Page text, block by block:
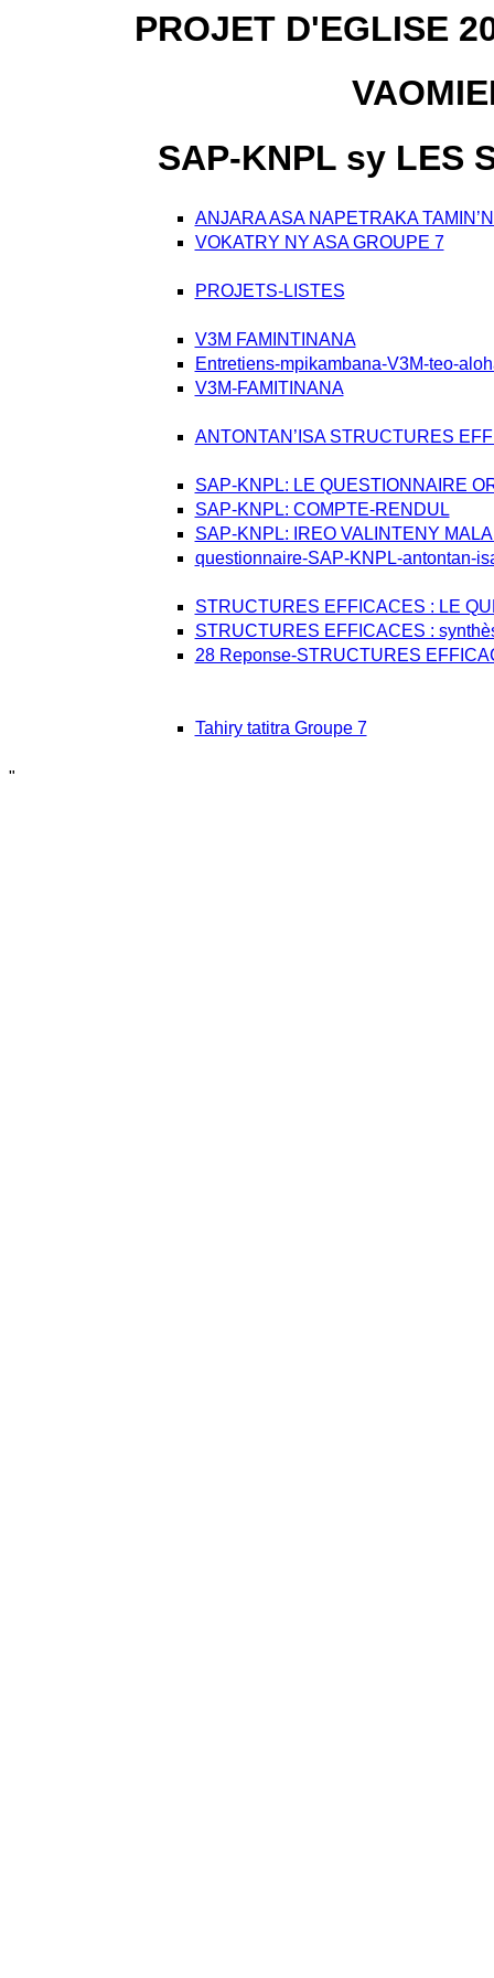
PROJET D'EGLISE
SAP-KNPL sy LES
ANJARA ASA NAPETRAKA
VOKATRY NY ASA GROUPE 7
PROJETS-LISTES
V3M FAMINTINANA
Entretiens-mpikambana-V3M-teo-
V3M-FAMITINANA
ANTONTAN’ISA STRUCTURES
SAP-KNPL: LE QUESTIONNAIRE
SAP-KNPL: COMPTE-RENDUL
SAP-KNPL: IREO VALINTENY
questionnaire-SAP-KNPL-antontan-
STRUCTURES EFFICACES : LE
STRUCTURES EFFICACES :
28 Reponse-STRUCTURES
Tahiry tatitra Groupe 7
"